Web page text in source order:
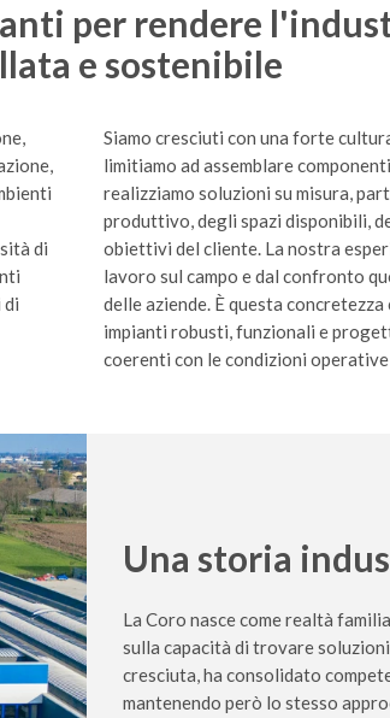
per rendere
e sostenibile
di
di
Siamo cresciuti con una forte
limitiamo ad assemblare
realizziamo soluzioni su misura,
produttivo, degli spazi disponibili,
obiettivi del cliente. La nostra
lavoro sul campo e dal confronto
delle aziende. È questa
impianti robusti, funzionali e
coerenti con le condizioni
Una storia
La Coro nasce come realtà
sulla capacità di trovare
cresciuta, ha consolidato
mantenendo però lo stesso